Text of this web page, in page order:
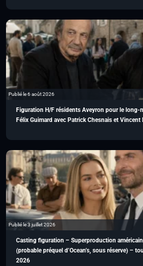
Publié le 6 août 2026
Figuration H/F résidents Aveyron pour le long-
Félix Guimard avec Patrick Chesnais et
Publié le 3 juillet 2026
Casting figuration – Superproduction
(probable préquel d’Ocean’s, sous réserve) –
2026